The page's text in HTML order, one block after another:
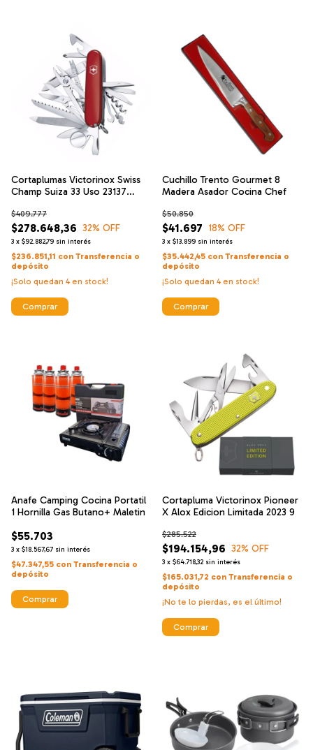
Cortaplumas Victorinox Swiss
Champ Suiza 33 Uso 23137
$278.648,36
$409.777
32% OFF
3 x $92.882,79 sin interés
$236.851,11 con Transferencia o
depósito
¡Solo quedan 4en stock!
Comprar
Cuchillo Trento Gourmet 8
Madera Asador Cocina Chef
$41.697
$50.850
18% OFF
3 x $13.899 sin interés
$35.442,45 con Transferencia o
depósito
¡Solo quedan 4en stock!
Comprar
Anafe Camping Cocina Portatil
1 Hornilla Gas Butano+ Maletin
$55.703
3 x $18.567,67 sin interés
$47.347,55 con Transferencia o
depósito
Comprar
Cortapluma Victorinox Pioneer
X Alox Edicion Limitada 2023 9
$194.154,96
$285.522
32% OFF
3 x $64.718,32 sin interés
$165.031,72 con Transferencia o
depósito
¡No te lo pierdas, es el último!
Comprar